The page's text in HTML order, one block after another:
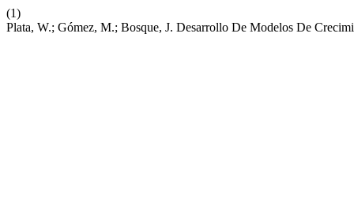
(1)
Plata, W.; Gómez, M.; Bosque, J. Desarrollo De Modelos De